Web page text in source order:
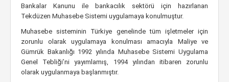
Bankalar Kanunu ile bankacılık sektörü için hazırlanan
Tekdüzen Muhasebe Sistemi uygulamaya konulmuştur.
Muhasebe sisteminin Türkiye genelinde tüm işletmeler için
zorunlu olarak uygulamaya konulması amacıyla Maliye ve
Gümrük Bakanlığı 1992 yılında Muhasebe Sistemi Uygulama
Genel Tebliği’ni yayımlamış, 1994 yılından itibaren zorunlu
olarak uygulanmaya başlanmıştır.